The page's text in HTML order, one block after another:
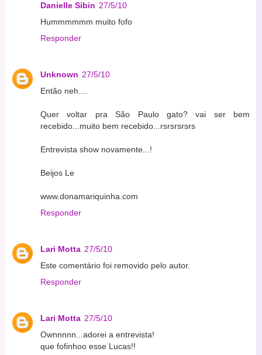
Danielle Sibin 27/5/10
Hummmmmm muito fofo
Responder
Unknown 27/5/10
Então neh....
Quer voltar pra São Paulo gato? vai ser bem
recebido...muito bem recebido...rsrsrsrsrs
Entrevista show novamente...!
Beijos Le
www.donamariquinha.com
Responder
Lari Motta 27/5/10
Este comentário foi removido pelo autor.
Responder
Lari Motta 27/5/10
Ownnnnn...adorei a entrevista!
que fofinhoo esse Lucas!!